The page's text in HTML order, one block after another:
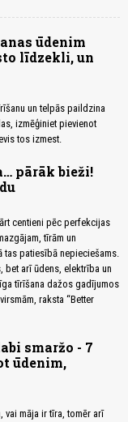
ūdenim
līdzekli, un
un telpās paildzina
izmēģiniet pievienot
tos izmest.
pārāk bieži!
centieni pēc perfekcijas
tīrām un
tas patiesībā nepieciešams.
bet arī ūdens, elektrība un
tīrīšana dažos gadījumos
raksta “Better
smaržo - 7
ūdenim,
māja ir tīra, tomēr arī